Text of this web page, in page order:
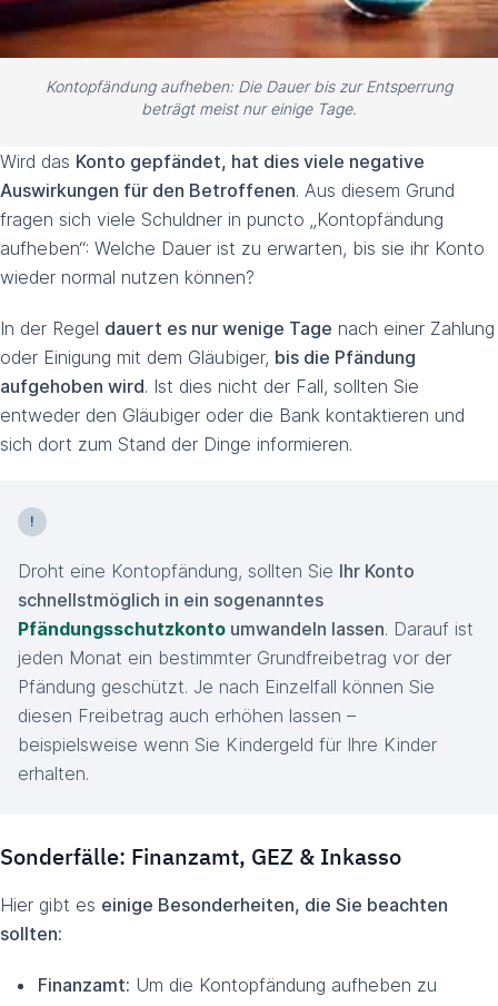
Kontopfändung aufheben: Die Dauer bis zur Entsperrung
beträgt meist nur einige Tage.
Wird das Konto gepfändet, hat dies viele negative
Auswirkungen für den Betroffenen. Aus diesem Grund
fragen sich viele Schuldner in puncto „Kontopfändung
aufheben“: Welche Dauer ist zu erwarten, bis sie ihr Konto
wieder normal nutzen können?
In der Regel dauert es nur wenige Tage nach einer Zahlung
oder Einigung mit dem Gläubiger, bis die Pfändung
aufgehoben wird. Ist dies nicht der Fall, sollten Sie
entweder den Gläubiger oder die Bank kontaktieren und
sich dort zum Stand der Dinge informieren.
Droht eine Kontopfändung, sollten Sie Ihr Konto
schnellstmöglich in ein sogenanntes
Pfändungsschutzkonto umwandeln lassen. Darauf ist
jeden Monat ein bestimmter Grundfreibetrag vor der
Pfändung geschützt. Je nach Einzelfall können Sie
diesen Freibetrag auch erhöhen lassen –
beispielsweise wenn Sie Kindergeld für Ihre Kinder
erhalten.
Sonderfälle: Finanzamt, GEZ & Inkasso
Hier gibt es einige Besonderheiten, die Sie beachten
sollten:
Finanzamt: Um die Kontopfändung aufheben zu